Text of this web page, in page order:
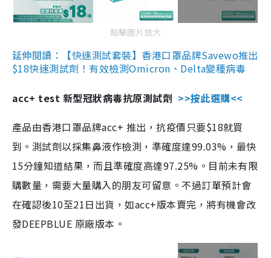
點擊圖片放大
延伸閱讀：【快速測試套裝】香港口罩品牌Savewo推出
$18快速測試劑！有效檢測Omicron、Delta變種病毒
acc+ test 新型冠狀病毒抗原測試劑 >>按此選購<<
產品由香港口罩品牌acc+ 推出，抗疫價只要$18就買
到。測試劑以採集鼻液作檢測，準確度達99.03%，最快
15分鐘知道結果，而且準確度高達97.25%。目前未有限
購數量，需要大量購入的朋友可留意。不過訂單預計會
在確認後10至21日出貨，如acc+版本賣完，將有機會改
發DEEPBLUE 原廠版本。